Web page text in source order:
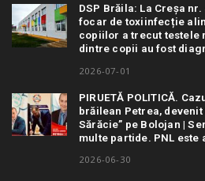
DSP Brăila: La Creșa
focar de toxiinfecție
copiilor a trecut testele
dintre copii au fost
2026-07-01
PIRUETĂ POLITICĂ.
brăilean Petrea,
Sărăcie” pe Bolojan |
multe partide. PNL este
2026-06-30